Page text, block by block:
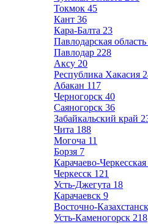
Токмок 45
Кант 36
Кара-Балта 23
Павлодарская область
Павлодар 228
Аксу 20
Республика Хакасия
Абакан 117
Черногорск 40
Саяногорск 36
Забайкальский край
Чита 188
Могоча 11
Борзя 7
Карачаево-
Черкесск 121
Усть-Джегута 18
Карачаевск 9
Восточно-
Усть-Каменогорск 218